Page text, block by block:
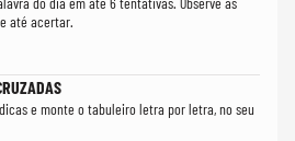
até acertar.
e monte o tabuleiro letra por letra, no seu